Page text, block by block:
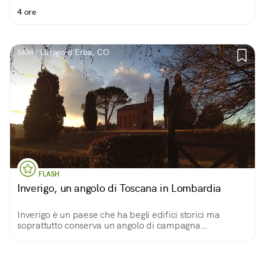
4 ore
6km | Lurago d'Erba, CO
FLASH
Inverigo, un angolo di Toscana in Lombardia
Inverigo è un paese che ha begli edifici storici ma
soprattutto conserva un angolo di campagna